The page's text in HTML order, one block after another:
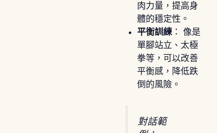
肉力量，提高身
體的穩定性。
平衡訓練： 像是
單腳站立、太極
拳等，可以改善
平衡感，降低跌
倒的風險。
對話範